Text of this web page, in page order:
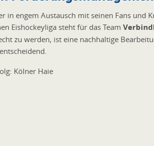
in engem Austausch mit seinen Fans und
Eishockeyliga steht für das Team
zu werden, ist eine nachhaltige